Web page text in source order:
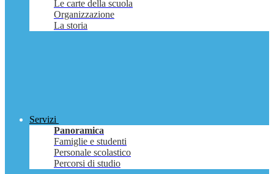
Le carte della scuola
Organizzazione
La storia
Servizi
Panoramica
Famiglie e studenti
Personale scolastico
Percorsi di studio